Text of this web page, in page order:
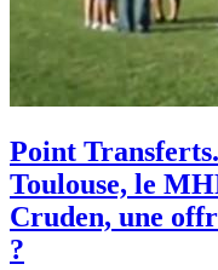
Point
Toulouse, le
Cruden, une
?